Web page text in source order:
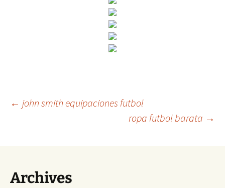
Navegación
entradas
← john smith equipaciones futbol
ropa futbol barata →
Archives